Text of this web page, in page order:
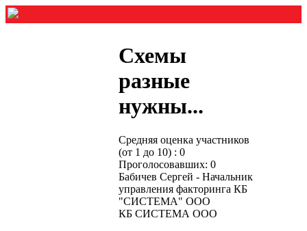
Схемы
разные
нужны...
Средняя оценка участников
(от 1 до 10) : 0
Проголосовавших: 0
Бабичев Сергей - Начальник
управления факторинга КБ
"СИСТЕМА" ООО
КБ СИСТЕМА ООО